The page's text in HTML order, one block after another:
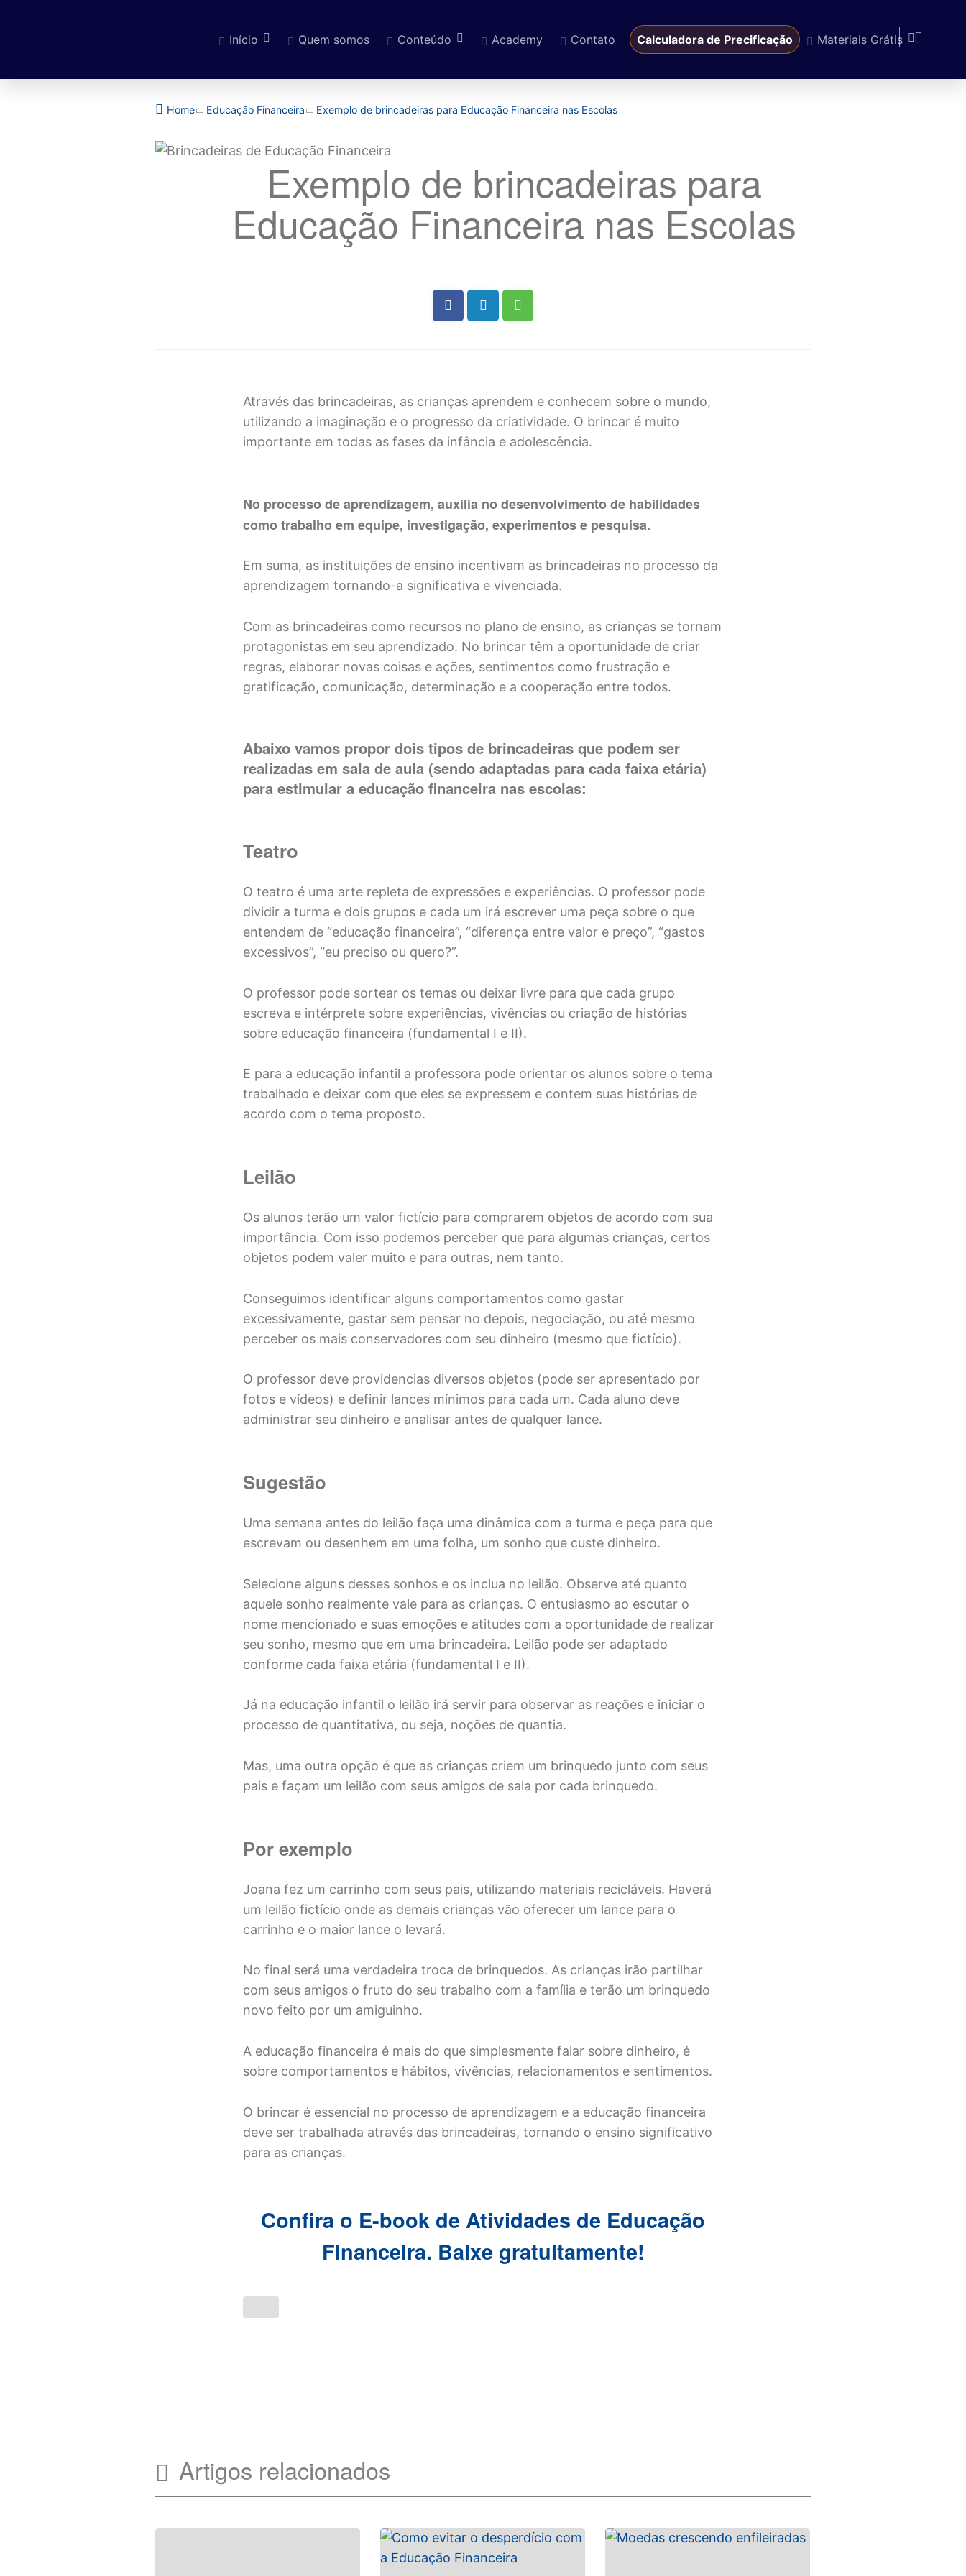
Pular para o conteúdo
Início Quem somos Conteúdo Academy Contato Calculadora de Precificação Materiais Grátis
Home Educação Financeira Exemplo de brincadeiras para Educação Financeira nas Escolas
Exemplo de brincadeiras para
Educação Financeira nas Escolas
Através das brincadeiras, as crianças aprendem e conhecem sobre o mundo,
utilizando a imaginação e o progresso da criatividade. O brincar é muito
importante em todas as fases da infância e adolescência.
No processo de aprendizagem, auxilia no desenvolvimento de habilidades
como trabalho em equipe, investigação, experimentos e pesquisa.
Em suma, as instituições de ensino incentivam as brincadeiras no processo da
aprendizagem tornando-a significativa e vivenciada.
Com as brincadeiras como recursos no plano de ensino, as crianças se tornam
protagonistas em seu aprendizado. No brincar têm a oportunidade de criar
regras, elaborar novas coisas e ações, sentimentos como frustração e
gratificação, comunicação, determinação e a cooperação entre todos.
Abaixo vamos propor dois tipos de brincadeiras que podem ser
realizadas em sala de aula (sendo adaptadas para cada faixa etária)
para estimular a educação financeira nas escolas:
Teatro
O teatro é uma arte repleta de expressões e experiências. O professor pode
dividir a turma e dois grupos e cada um irá escrever uma peça sobre o que
entendem de “educação financeira”, “diferença entre valor e preço”, “gastos
excessivos”, “eu preciso ou quero?”.
O professor pode sortear os temas ou deixar livre para que cada grupo
escreva e intérprete sobre experiências, vivências ou criação de histórias
sobre educação financeira (fundamental I e II).
E para a educação infantil a professora pode orientar os alunos sobre o tema
trabalhado e deixar com que eles se expressem e contem suas histórias de
acordo com o tema proposto.
Leilão
Os alunos terão um valor fictício para comprarem objetos de acordo com sua
importância. Com isso podemos perceber que para algumas crianças, certos
objetos podem valer muito e para outras, nem tanto.
Conseguimos identificar alguns comportamentos como gastar
excessivamente, gastar sem pensar no depois, negociação, ou até mesmo
perceber os mais conservadores com seu dinheiro (mesmo que fictício).
O professor deve providencias diversos objetos (pode ser apresentado por
fotos e vídeos) e definir lances mínimos para cada um. Cada aluno deve
administrar seu dinheiro e analisar antes de qualquer lance.
Sugestão
Uma semana antes do leilão faça uma dinâmica com a turma e peça para que
escrevam ou desenhem em uma folha, um sonho que custe dinheiro.
Selecione alguns desses sonhos e os inclua no leilão. Observe até quanto
aquele sonho realmente vale para as crianças. O entusiasmo ao escutar o
nome mencionado e suas emoções e atitudes com a oportunidade de realizar
seu sonho, mesmo que em uma brincadeira. Leilão pode ser adaptado
conforme cada faixa etária (fundamental I e II).
Já na educação infantil o leilão irá servir para observar as reações e iniciar o
processo de quantitativa, ou seja, noções de quantia.
Mas, uma outra opção é que as crianças criem um brinquedo junto com seus
pais e façam um leilão com seus amigos de sala por cada brinquedo.
Por exemplo
Joana fez um carrinho com seus pais, utilizando materiais recicláveis. Haverá
um leilão fictício onde as demais crianças vão oferecer um lance para o
carrinho e o maior lance o levará.
No final será uma verdadeira troca de brinquedos. As crianças irão partilhar
com seus amigos o fruto do seu trabalho com a família e terão um brinquedo
novo feito por um amiguinho.
A educação financeira é mais do que simplesmente falar sobre dinheiro, é
sobre comportamentos e hábitos, vivências, relacionamentos e sentimentos.
O brincar é essencial no processo de aprendizagem e a educação financeira
deve ser trabalhada através das brincadeiras, tornando o ensino significativo
para as crianças.
Confira o E-book de Atividades de Educação
Financeira. Baixe gratuitamente!
Artigos relacionados